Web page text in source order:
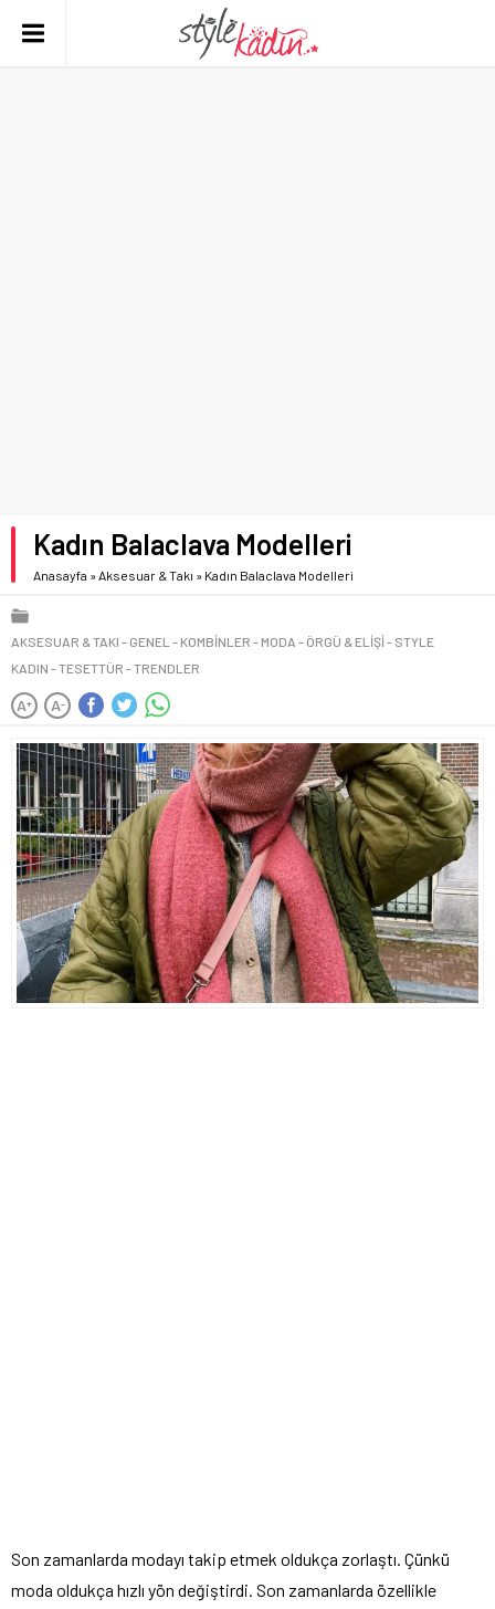
Kadın Balaclava Modelleri
Anasayfa »Aksesuar & Takı » Kadın Balaclava Modelleri
AKSESUAR & TAKI GENEL KOMBINLER MODA ÖRGÜ & ELIŞI
STYLE
KADIN
TESETTÜR TRENDLER
A+ A-
Son zamanlarda modayı takip etmek oldukça zorlaştı. Çünkü
moda oldukça hızlı yön değiştirdi. Son zamanlarda özellikle